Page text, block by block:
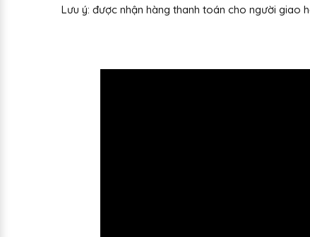
Lưu ý: được nhận hàng thanh toán cho người giao